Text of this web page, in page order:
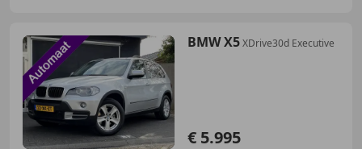
BMW X5XDrive30d Executive
€ 5.995